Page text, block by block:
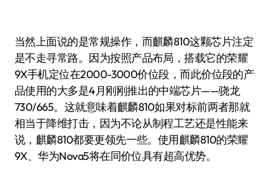
当然上面说的是常规操作，而麒麟810这颗芯片注定
是不走寻常路。因为按照产品布局，搭载它的荣耀
9X手机定位在2000-3000价位段，而此价位段的产
品使用的大多是4月刚刚推出的中端芯片——骁龙
730/665。这就意味着麒麟810如果对标前两者那就
相当于降维打击，因为不论从制程工艺还是性能来
说，麒麟810都要更领先一些。使用麒麟810的荣耀
9X、华为Nova5将在同价位具有超高优势。